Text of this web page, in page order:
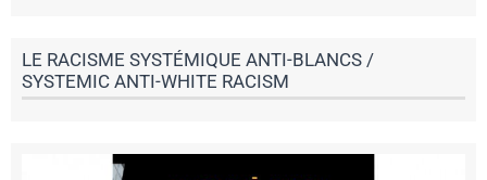
LE RACISME SYSTÉMIQUE ANTI-BLANCS /
SYSTEMIC ANTI-WHITE RACISM